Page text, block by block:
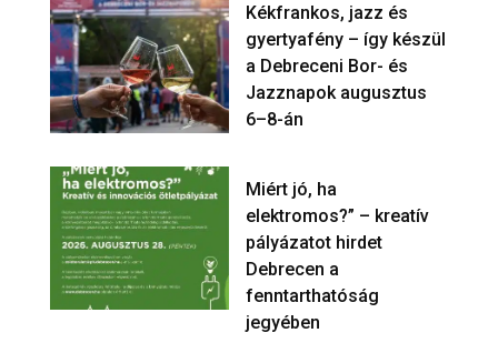
Kékfrankos, jazz és
gyertyafény – így készül
a Debreceni Bor- és
Jazznapok augusztus
6–8-án
Miért jó, ha
elektromos?” – kreatív
pályázatot hirdet
Debrecen a
fenntarthatóság
jegyében